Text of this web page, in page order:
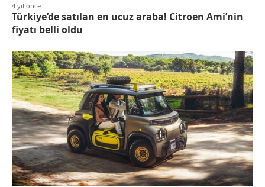
4 yıl önce
Türkiye’de satılan en ucuz araba! Citroen Ami’nin
fiyatı belli oldu